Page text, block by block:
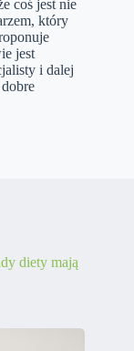
coś jest nie
który
jest
i dalej
diety mają